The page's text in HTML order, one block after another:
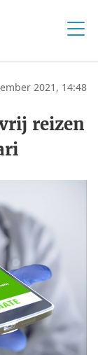
2021, 14:48
reizen